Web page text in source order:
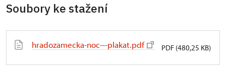
Soubory ke stažení
hradozamecka-noc---plakat.pdf PDF (480,25 KB)